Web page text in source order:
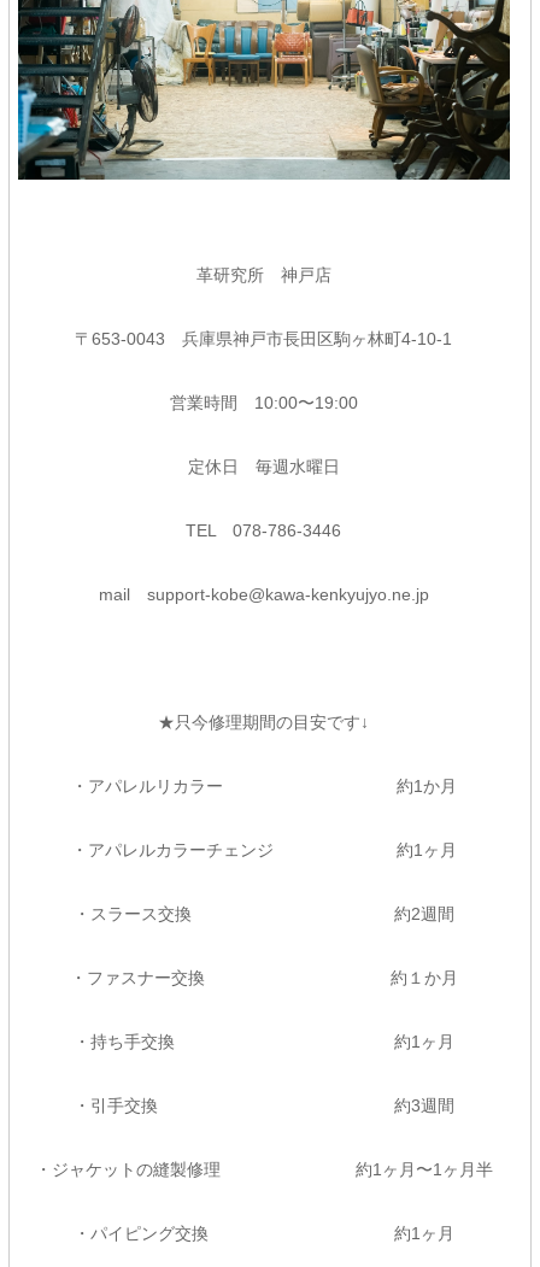
革研究所 神戸店
〒653-0043 兵庫県神戸市長田区駒ヶ林町4-10-1
営業時間 10:00〜19:00
定休日 毎週水曜日
TEL 078-786-3446
mail support-kobe@kawa-kenkyujyo.ne.jp
★只今修理期間の目安です↓
・アパレルリカラー 約1か月
・アパレルカラーチェンジ 約1ヶ月
・スラース交換 約2週間
・ファスナー交換 約１か月
・持ち手交換 約1ヶ月
・引手交換 約3週間
・ジャケットの縫製修理 約1ヶ月〜1ヶ月半
・パイピング交換 約1ヶ月